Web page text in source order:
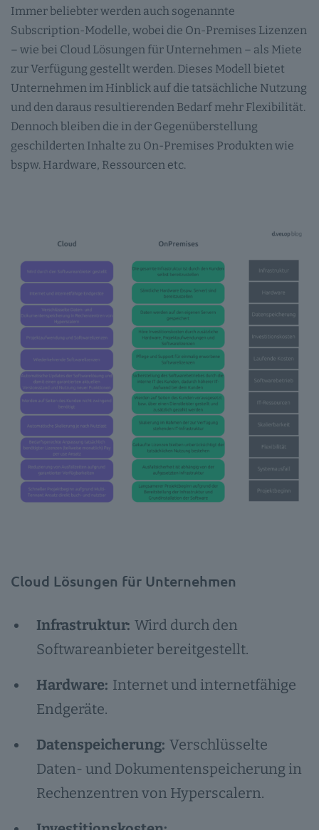
Immer beliebter werden auch sogenannte
Subscription-Modelle, wobei die On-Premises Lizenzen
– wie bei Cloud Lösungen für Unternehmen – als Miete
zur Verfügung gestellt werden. Dieses Modell bietet
Unternehmen im Hinblick auf die tatsächliche Nutzung
und den daraus resultierenden Bedarf mehr Flexibilität.
Dennoch bleiben die in der Gegenüberstellung
geschilderten Inhalte zu On-Premises Produkten wie
bspw. Hardware, Ressourcen etc.
Cloud Lösungen für Unternehmen
Infrastruktur: Wird durch den
Softwareanbieter bereitgestellt.
Hardware: Internet und internetfähige
Endgeräte.
Datenspeicherung: Verschlüsselte
Daten- und Dokumentenspeicherung in
Rechenzentren von Hyperscalern.